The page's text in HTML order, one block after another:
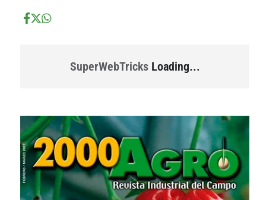
SuperWebTricksLoading...